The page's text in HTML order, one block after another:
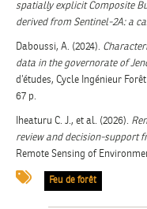
spatially explicit Composite
derived from Sentinel-2A: a
Daboussi, A. (2024).
data in the governorate of
d’études, Cycle Ingénieur
67 p.
Iheaturu C. J., et al. (2026).
review and decision-support
Remote Sensing of
Feu de forêt